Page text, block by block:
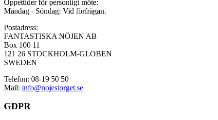
Öppettider för personligt möte:
Måndag - Söndag: Vid förfrågan.
Postadress:
FANTASTISKA NÖJEN AB
Box 100 11
121 26 STOCKHOLM-GLOBEN
SWEDEN
Telefon: 08-19 50 50
Mail: info@nojestorget.se
GDPR